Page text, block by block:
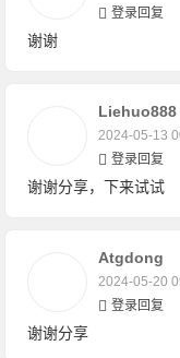
登录回复
谢谢
Liehuo888
2024-05-13
登录回复
谢谢分享，下来试试
Atgdong
2024-05-20
登录回复
谢谢分享